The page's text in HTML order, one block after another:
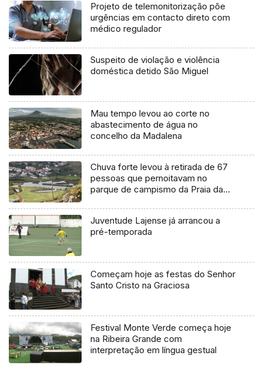
Projeto de telemonitorização põe
urgências em contacto direto com
médico regulador
Suspeito de violação e violência
doméstica detido São Miguel
Mau tempo levou ao corte no
abastecimento de água no
concelho da Madalena
Chuva forte levou à retirada de 67
pessoas que pernoitavam no
parque de campismo da Praia da
Juventude Lajense já arrancou a
pré-temporada
Começam hoje as festas do Senhor
Santo Cristo na Graciosa
Festival Monte Verde começa hoje
na Ribeira Grande com
interpretação em língua gestual